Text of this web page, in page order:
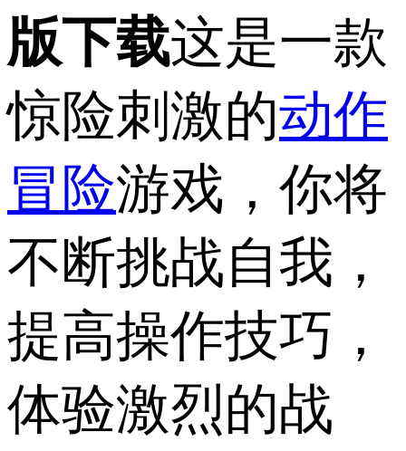
版下载这是一款
惊险刺激的动作
冒险游戏，你将
不断挑战自我，
提高操作技巧，
体验激烈的战